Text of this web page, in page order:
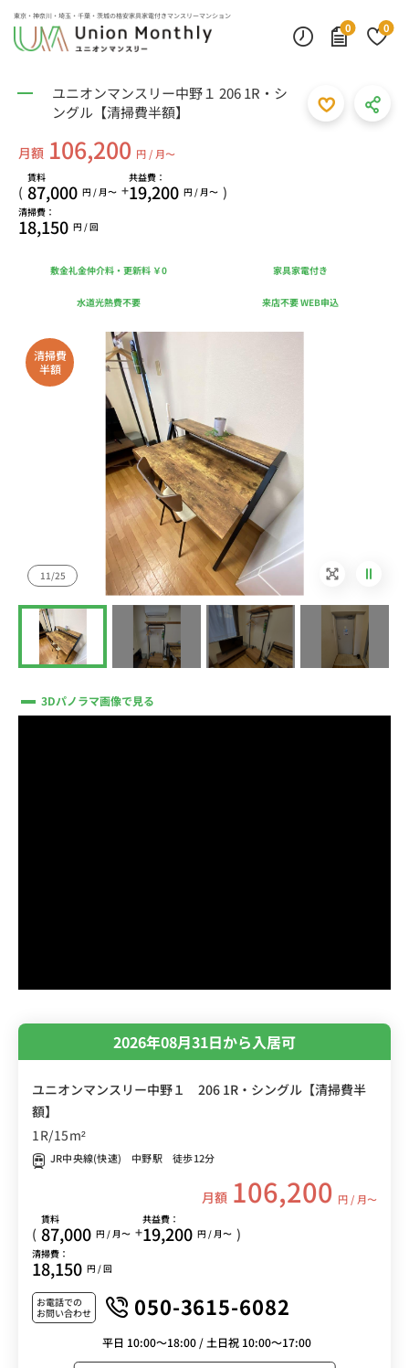
東京・神奈川・埼玉・千葉・茨城の格安家具家電付きマンスリーマンション
0
0
ユニオンマンスリー中野１ 206 1R・シ
ングル【清掃費半額】
月額 106,200 円 / 月〜
(
賃料
87,000 円 / 月〜 +
共益費：
19,200 円 / 月〜 )
清掃費：
18,150 円 / 回
敷金礼金仲介料・更新料 ￥0 家具家電付き
水道光熱費不要 来店不要 WEB申込
清掃費
半額
11/25
3Dパノラマ画像で見る
2026年08月31日から入居可
ユニオンマンスリー中野１ 206 1R・シングル【清掃費半
額】
1R/15m²
JR中央線(快速) 中野駅 徒歩12分
月額 106,200 円 / 月〜
(
賃料
87,000 円 / 月〜 +
共益費：
19,200 円 / 月〜 )
清掃費：
18,150 円 / 回
お電話での
お問い合わせ
050-3615-6082
平日 10:00～18:00 / 土日祝 10:00～17:00